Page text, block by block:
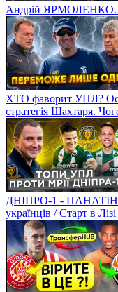
Андрій ЯРМОЛЕНКО.
ХТО фаворит УПЛ?
стратегія Шахтаря.
ДНІПРО-1 -
українців / Старт в